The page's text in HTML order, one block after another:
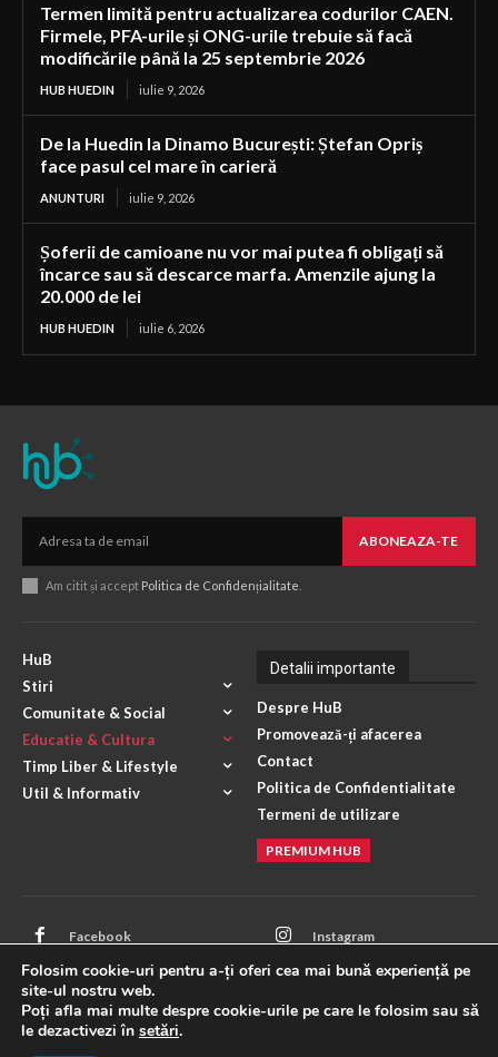
Termen limită pentru actualizarea codurilor CAEN.
Firmele, PFA-urile și ONG-urile trebuie să facă
modificările până la 25 septembrie 2026
HUB HUEDIN iulie 9, 2026
De la Huedin la Dinamo București: Ștefan Opriș
face pasul cel mare în carieră
ANUNTURI iulie 9, 2026
Șoferii de camioane nu vor mai putea fi obligați să
încarce sau să descarce marfa. Amenzile ajung la
20.000 de lei
HUB HUEDIN iulie 6, 2026
ABONEAZA-TE
Am citit și accept Politica de Confidențialitate
HuB
Stiri
Comunitate & Social
Educatie & Cultura
Timp Liber & Lifestyle
Util & Informativ
Detalii importante
Despre HuB
Promovează-ți afacerea
Contact
Politica de Confidentialitate
Termeni de utilizare
PREMIUM HUB
Facebook Instagram
Mail X
WhatsApp ANPC
Folosim cookie-uri pentru a-ți oferi cea mai bună experiență pe
site-ul nostru web.
Poți afla mai multe despre cookie-urile pe care le folosim sau să
le dezactivezi în setări.